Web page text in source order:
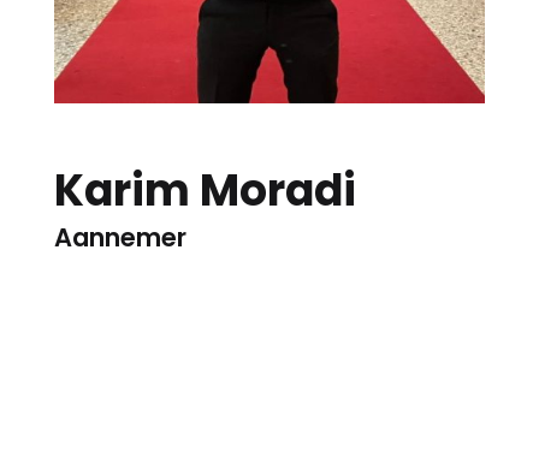
Karim Moradi
Aannemer